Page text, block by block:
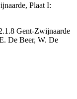
Plaat I:
Gent-Zwijnaarde
De Beer, W. De